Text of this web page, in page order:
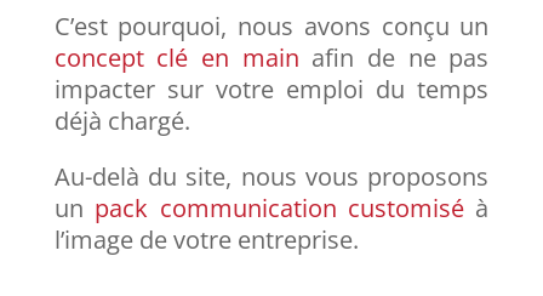
C’est pourquoi, nous avons conçu un
concept clé en main afin de ne pas
impacter sur votre emploi du temps
déjà chargé.
Au-delà du site, nous vous proposons
un pack communication customiséà
l’image de votre entreprise.